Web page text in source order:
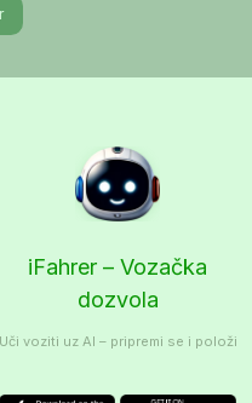
iFahrer – Vozačka
dozvola
Uči voziti uz AI – pripremi se i položi